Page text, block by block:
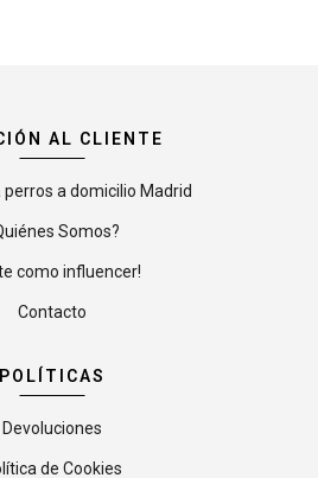
AL CLIENTE
perros a domicilio Madrid
Somos?
como influencer!
Contacto
POLÍTICAS
Devoluciones
de Cookies